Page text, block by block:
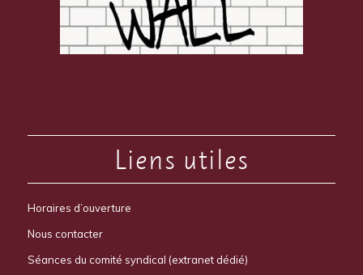
Liens utiles
Horaires d’ouverture
Nous contacter
Séances du comité syndical (extranet dédié)